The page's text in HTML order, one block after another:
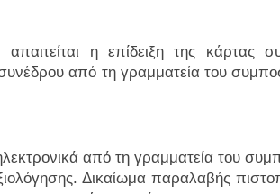
απαιτείται η επίδειξη της κάρτας
από τη γραμματεία του
από τη γραμματεία του
Δικαίωμα παραλαβής